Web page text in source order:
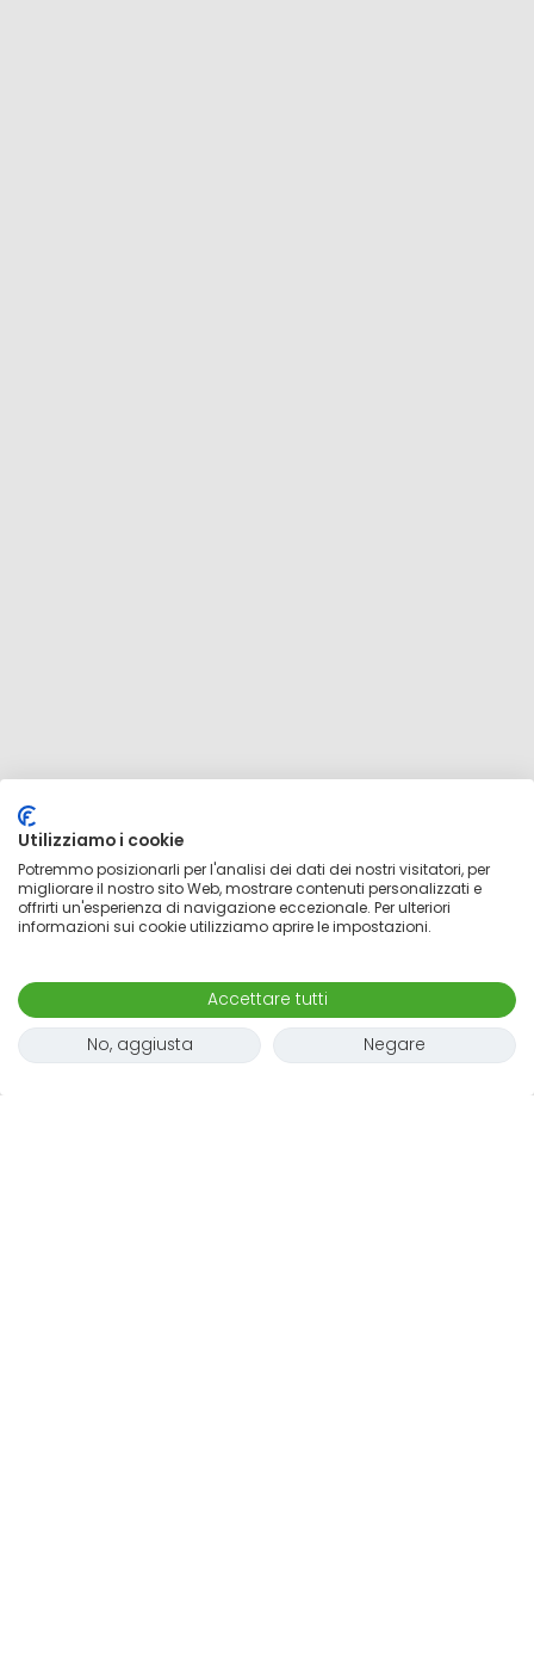
Mappa
Utilizziamo i cookie
Potremmo posizionarli per l'analisi dei dati dei nostri visitatori, per
migliorare il nostro sito Web, mostrare contenuti personalizzati e
offrirti un'esperienza di navigazione eccezionale. Per ulteriori
informazioni sui cookie utilizziamo aprire le impostazioni.
Accettare tutti
No, aggiusta
Negare